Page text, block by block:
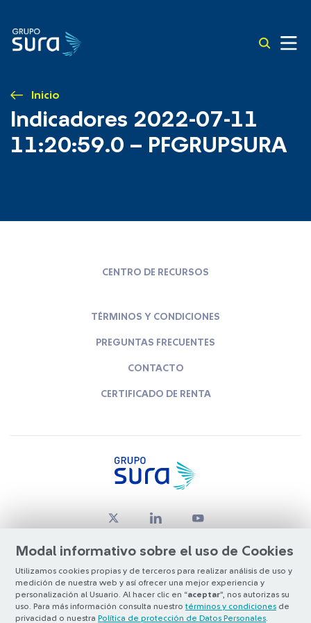
Inicio
Indicadores 2022-07-11
11:20:59.0 – PFGRUPSURA
Modal informativo sobre el uso de Cookies
Utilizamos cookies propias y de terceros para realizar análisis de uso y
medición de nuestra web y así ofrecer una mejor experiencia y
personalización al Usuario. Al hacer clic en “aceptar”, nos autorizas su
uso. Para más información consulta nuestro términos y condiciones de
privacidad o nuestra Política de protección de Datos Personales
CENTRO DE RECURSOS
TÉRMINOS Y CONDICIONES
PREGUNTAS FRECUENTES
CONTACTO
CERTIFICADO DE RENTA
© Copyright Grupo SURA 2026